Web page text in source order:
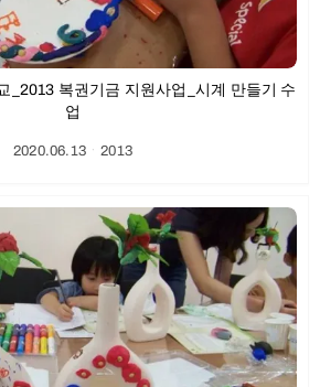
복권기금 지원사업_시계 만들기 수
업
2020.06.13ㆍ2013